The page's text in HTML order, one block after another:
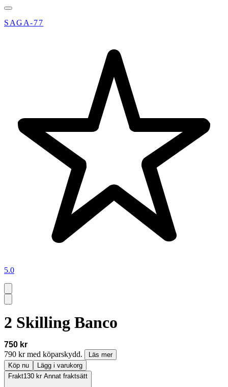
SAGA-77
5.0
2 Skilling Banco
750 kr
790 kr med köparskydd.
Läs mer
Köp nu
Lägg i varukorg
Frakt130 kr Annat fraktsätt